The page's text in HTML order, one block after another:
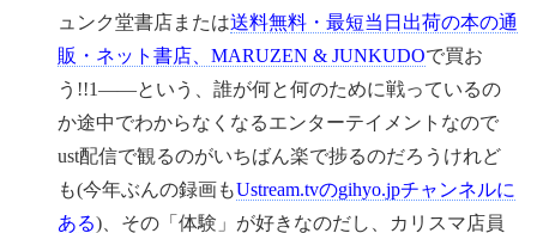
ュンク堂書店または送料無料・最短当日出荷の本の通
販・ネット書店、MARUZEN & JUNKUDOで買お
う!!1——という、誰が何と何のために戦っているの
か途中でわからなくなるエンターテイメントなので
ust配信で観るのがいちばん楽で捗るのだろうけれど
も(今年ぶんの録画もUstream.tvのgihyo.jpチャンネルに
ある)、その「体験」が好きなのだし、カリスマ店員